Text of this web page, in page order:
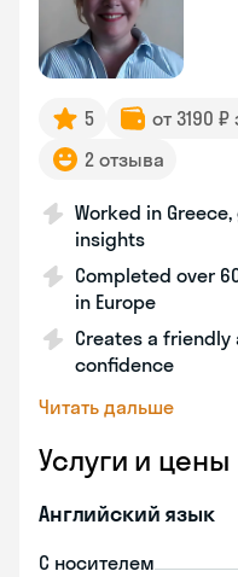
5 от 3190
2 отзыва
Worked in
insights
Completed over
in Europe
Creates a
confidence
Читать дальше
Услуги и цены
Английский язык
С носителем